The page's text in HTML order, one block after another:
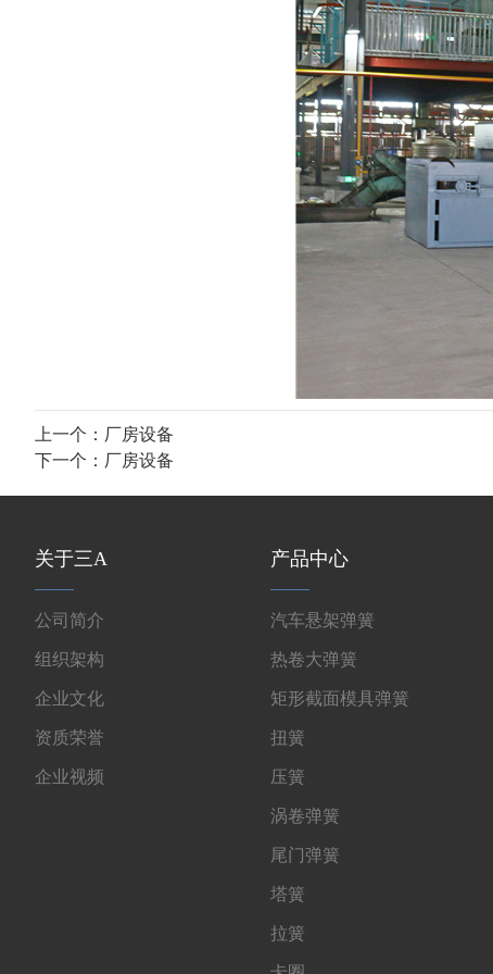
上一个： 厂房设备
下一个： 厂房设备
关于三A
公司简介
组织架构
企业文化
资质荣誉
企业视频
产品中心
汽车悬架弹簧
热卷大弹簧
矩形截面模具弹簧
扭簧
压簧
涡卷弹簧
尾门弹簧
塔簧
拉簧